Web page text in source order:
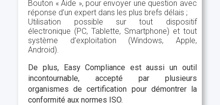
Bouton « Aide », pour envoyer une question avec
réponse d’un expert dans les plus brefs délais ;
Utilisation possible sur tout dispositif
électronique (PC, Tablette, Smartphone) et tout
système d’exploitation (Windows, Apple,
Android).
De plus, Easy Compliance est aussi un outil
incontournable, accepté par plusieurs
organismes de certification pour démontrer la
conformité aux normes ISO.